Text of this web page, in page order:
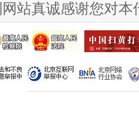
魏明亮
站真诚感谢您对